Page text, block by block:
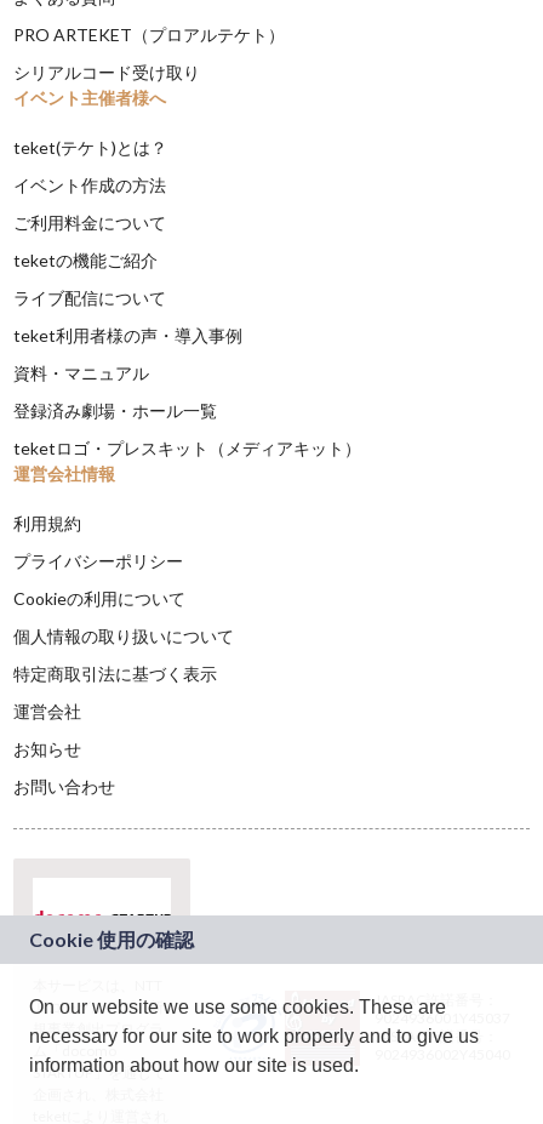
PRO ARTEKET（プロアルテケト）
シリアルコード受け取り
イベント主催者様へ
teket(テケト)とは？
イベント作成の方法
ご利用料金について
teketの機能ご紹介
ライブ配信について
teket利用者様の声・導入事例
資料・マニュアル
登録済み劇場・ホール一覧
teketロゴ・プレスキット（メディアキット）
運営会社情報
利用規約
プライバシーポリシー
Cookieの利用について
個人情報の取り扱いについて
特定商取引法に基づく表示
運営会社
お知らせ
お問い合わせ
ドコモグループの新
規事業創出プログラ
ム「docomo
STARTUP」を通じて
JASRAC許諾番号：
9024936001Y45037
JASRAC許諾番号：
On our website we use some cookies. These are
necessary for our site to work properly and to give us
information about how our site is used.